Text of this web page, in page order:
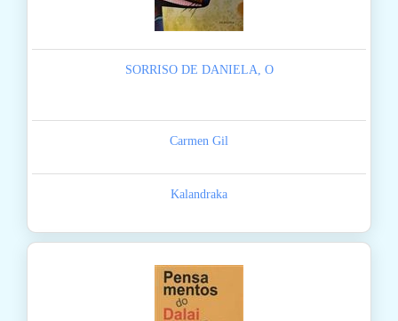
SORRISO DE DANIELA, O
Carmen Gil
Kalandraka